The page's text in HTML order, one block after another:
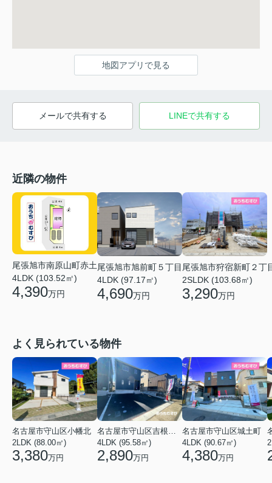
地図アプリで見る
メールで共有する LINEで共有する
近隣の物件
尾張旭市南原山町赤土
4LDK (103.52㎡)
4,390万円
尾張旭市旭前町５丁目
4LDK (97.17㎡)
4,690万円
尾張旭市狩宿新町２丁
2SLDK (103.68㎡)
3,290万円
よく見られている物件
名古屋市守山区小幡北
2LDK (88.00㎡)
3,380万円
4LDK (95.58㎡)
2,890万円
名古屋市守山区城土町
4LDK (90.67㎡)
4,380万円